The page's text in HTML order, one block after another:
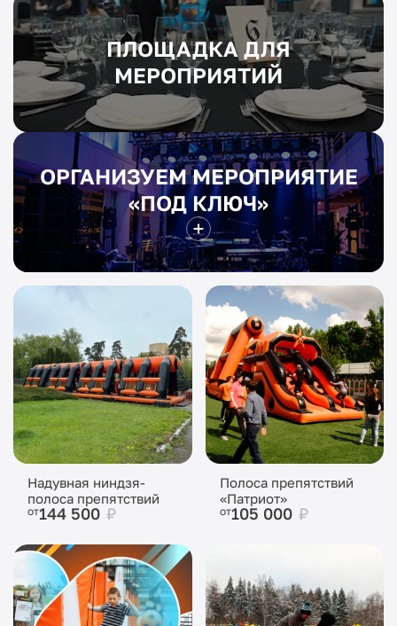
ПЛОЩАДКА ДЛЯ
МЕРОПРИЯТИЙ
ОРГАНИЗУЕМ МЕРОПРИЯТИЕ
«ПОД КЛЮЧ»
Надувная ниндзя-
полоса препятствий
от144 500 ₽
Полоса препятствий
«Патриот»
от105 000 ₽